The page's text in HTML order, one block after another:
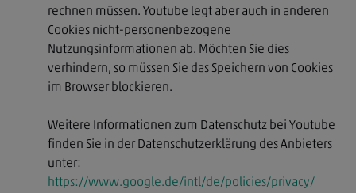
rechnen müssen. Youtube legt aber auch in anderen
Cookies nicht-personenbezogene
Nutzungsinformationen ab. Möchten Sie dies
verhindern, so müssen Sie das Speichern von Cookies
im Browser blockieren.
Weitere Informationen zum Datenschutz bei Youtube
finden Sie in der Datenschutzerklärung des Anbieters
unter:
https://www.google.de/intl/de/policies/privacy/